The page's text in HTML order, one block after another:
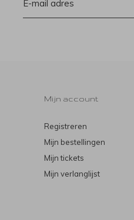
Mijn account
Registreren
Mijn bestellingen
Mijn tickets
Mijn verlanglijst